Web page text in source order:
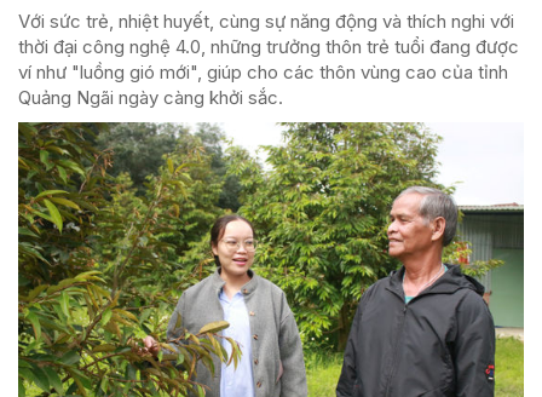
Với sức trẻ, nhiệt huyết, cùng sự năng động và thích nghi với
thời đại công nghệ 4.0, những trưởng thôn trẻ tuổi đang được
ví như "luồng gió mới", giúp cho các thôn vùng cao của tỉnh
Quảng Ngãi ngày càng khởi sắc.